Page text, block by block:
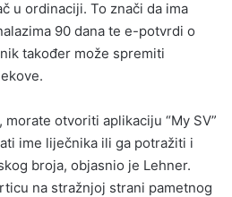
u ordinaciji. To znači da ima
90 dana te e-potvrdi o
također može spremiti
otvoriti aplikaciju “My SV”
ime liječnika ili ga potražiti i
broja, objasnio je Lehner.
na stražnjoj strani pametnog